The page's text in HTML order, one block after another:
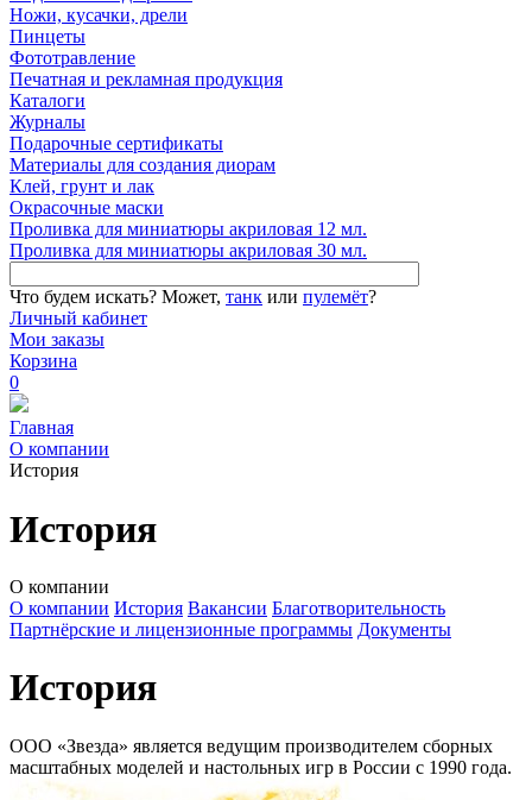
Ножи, кусачки, дрели
Пинцеты
Фототравление
Печатная и рекламная продукция
Каталоги
Журналы
Подарочные сертификаты
Материалы для создания диорам
Клей, грунт и лак
Окрасочные маски
Проливка для миниатюры акриловая 12 мл.
Проливка для миниатюры акриловая 30 мл.
Что будем искать? Может, танк или пулемёт?
Личный кабинет
Мои заказы
Корзина
0
Главная
О компании
История
История
О компании
О компании История Вакансии Благотворительность
Партнёрские и лицензионные программы Документы
История
ООО «Звезда» является ведущим производителем сборных
масштабных моделей и настольных игр в России с 1990 года.